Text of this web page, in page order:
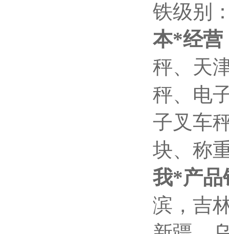
铁级别
本*经营
秤、天
秤、电
子叉车
块、称
我*产品
滨，吉